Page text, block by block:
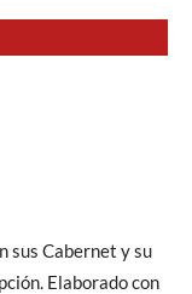
sus Cabernet y su
Elaborado con